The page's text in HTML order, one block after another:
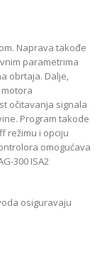
Naprava takođe
parametrima
obrtaja. Dalje,
očitavanja signala
Program takode
režimu i opciju
omogućava
300 ISA2
osiguravaju